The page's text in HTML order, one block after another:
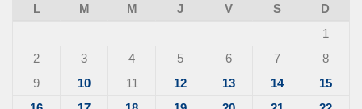
L
M M J V S
D
1
2
3 4 5 6 7
8
9
10 11 12 13 14
15